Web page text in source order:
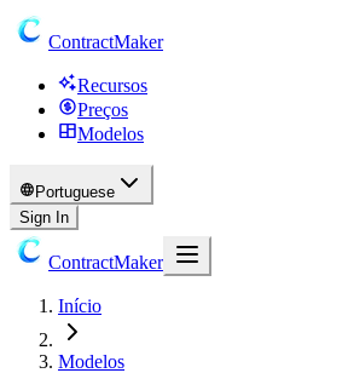
ContractMaker
Recursos
Preços
Modelos
Portuguese
Sign In
ContractMaker
Início
Modelos